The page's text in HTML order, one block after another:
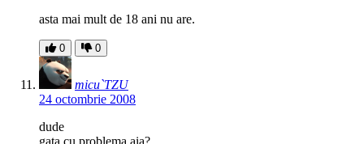
asta mai mult de 18 ani nu are.
0 0
micu`TZU
24 octombrie 2008
dude